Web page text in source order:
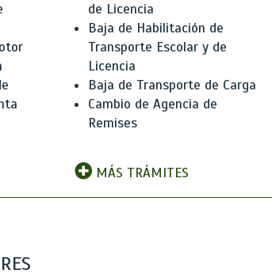
de Licencia
Baja de Habilitación de
Transporte Escolar y de
Licencia
Baja de Transporte de Carga
Cambio de Agencia de
Remises
MÁS TRÁMITES